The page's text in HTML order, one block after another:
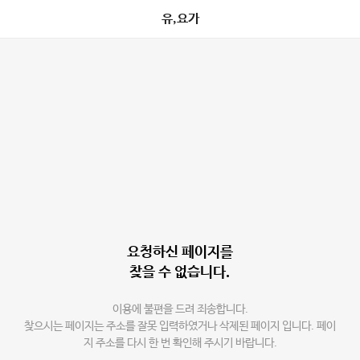
유,요가
요청하신 페이지를
찾을 수 없습니다.
이용에 불편을 드려 죄송합니다.
찾으시는 페이지는 주소를 잘못 입력하였거나 삭제된 페이지 입니다. 페이
지 주소를 다시 한 번 확인해 주시기 바랍니다.